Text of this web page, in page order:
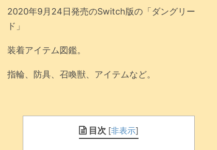
2020年9月24日発売のSwitch版の「ダングリー
ド」
装着アイテム図鑑。
指輪、防具、召喚獣、アイテムなど。
目次 [非表示]